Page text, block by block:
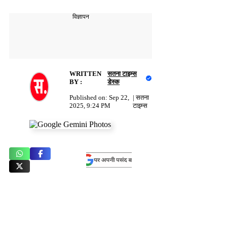
विज्ञापन
WRITTEN
BY :
सतना टाइम्स
डेस्क
Published on: Sep 22,
2025, 9:24 PM
|सतना
टाइम्स